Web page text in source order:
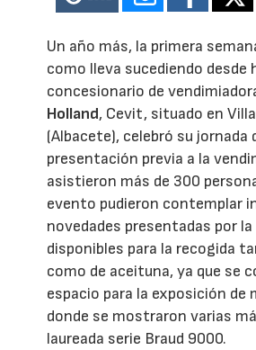
Un año más, la primera
como lleva sucediendo desde
concesionario de
Holland, Cevit, situado en
(Albacete), celebró su jornada
presentación previa a la
asistieron más de 300
evento pudieron contemplar
novedades presentadas por la
disponibles para la recogida
como de aceituna, ya que se
espacio para la exposición de
donde se mostraron varias
laureada serie Braud 9000.